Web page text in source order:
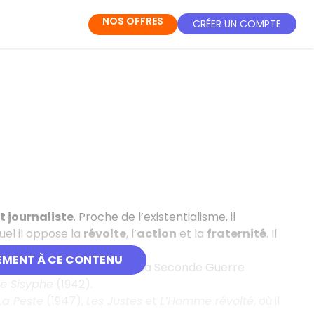
NOS OFFRES CRÉER UN COMPTE
À CE CONTENU
journaliste. Proche de l’existentialisme, il
il oppose la révolte, l’action et la fraternité. Il
Installé à Paris pendant la Seconde Guerre